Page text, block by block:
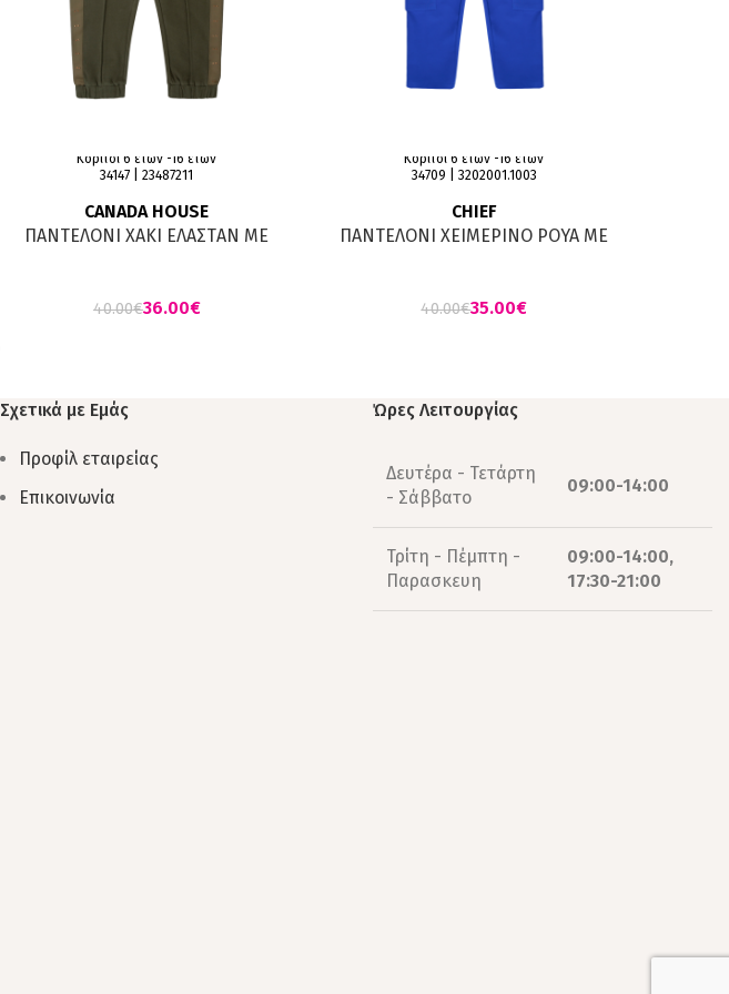
Κορίτσι 6 ετών -16 ετών
34147 | 23487211
CANADA HOUSE
ΠΑΝΤΕΛΟΝΙ ΧΑΚΙ ΕΛΑΣΤAN ΜΕ
40.00€36.00€
Κορίτσι 6 ετών -16 ετών
34709 | 3202001.1003
CHIEF
ΠΑΝΤΕΛΟΝΙ ΧΕΙΜΕΡΙΝΟ ΡΟΥΑ ΜΕ
40.00€35.00€
Σχετικά με Εμάς
Προφίλ εταιρείας
Επικοινωνία
Ώρες Λειτουργίας
Δευτέρα - Τετάρτη
- Σάββατο
09:00-14:00
Τρίτη - Πέμπτη -
Παρασκευη
09:00-14:00,
17:30-21:00